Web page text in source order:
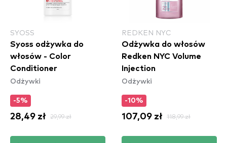
SYOSS
Syoss odżywka do
włosów - Color
Conditioner
Odżywki
-5%
28,49 zł 29,99 zł
REDKEN NYC
Odżywka do włosów
Redken NYC Volume
Injection
Odżywki
-10%
107,09 zł 118,99 zł